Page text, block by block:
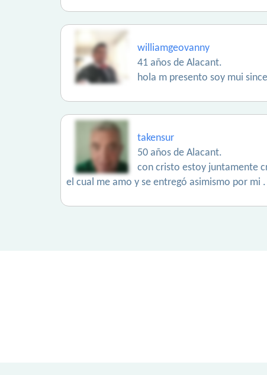
williamgeovanny
41 años de Alacant.
hola m presento soy mui
takensur
50 años de Alacant.
con cristo estoy juntamente
el cual me amo y se entregó asimismo por mi